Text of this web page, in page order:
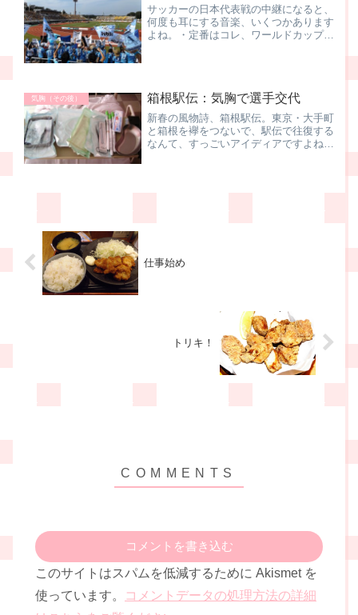
サッカーの日本代表戦の中継になると、
何度も耳にする音楽、いくつかあります
よね。・定番はコレ、ワールドカップに
気胸（その後） 箱根駅伝：気胸で選手交代
新春の風物詩、箱根駅伝。東京・大手町
と箱根を襷をつないで、駅伝で往復する
なんて、すっごいアイディアですよね。
仕事始め
トリキ！
コメントを書き込む
このサイトはスパムを低減するために Akismet を
使っています。
コメントデータの処理方法の詳細